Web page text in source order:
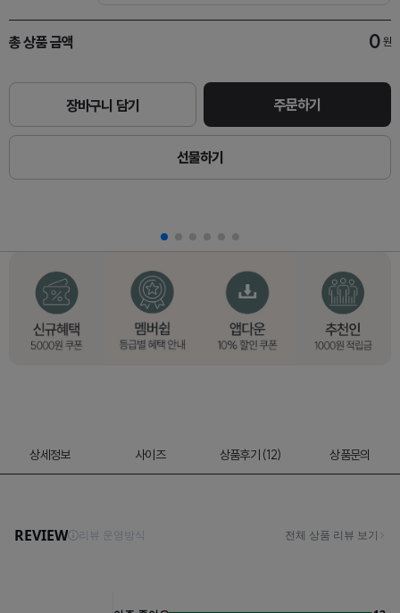
총 상품 금액 0 원
장바구니 담기 주문하기
선물하기
상세정보 사이즈 상품후기 (12) 상품문의